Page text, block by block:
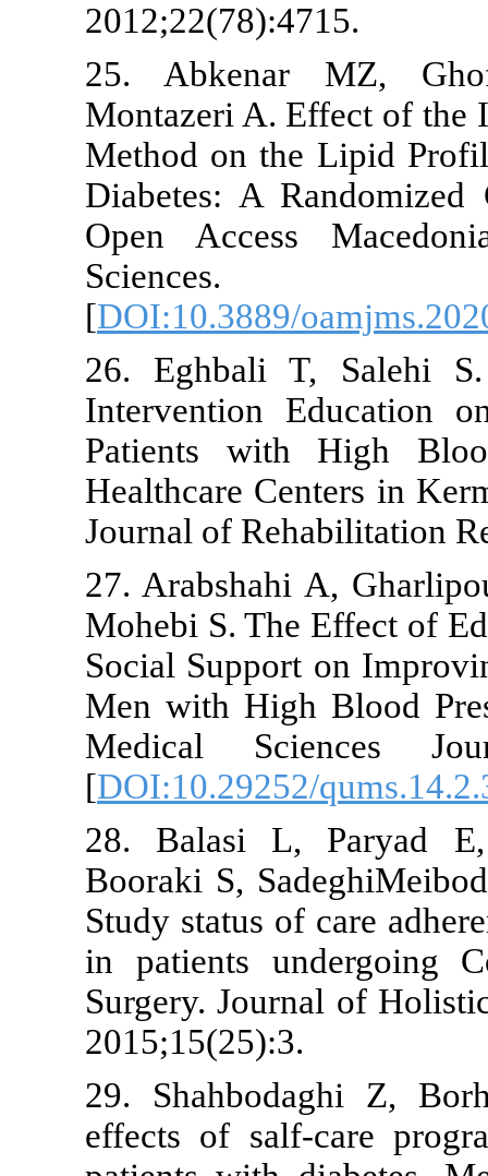
25.
Montazeri
Method on
Diabetes: A
Open
[
26.
Intervention
Patients
Healthcare
Journal of
27.
Mohebi S.
Social
Men with
Medical
[
28. Balasi
Booraki S,
Study status
in patients
Surgery.
29.
effects of